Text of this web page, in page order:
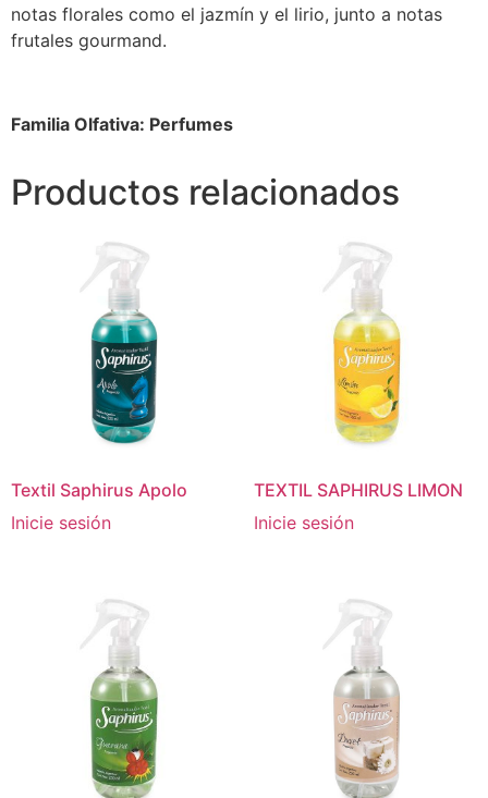
notas florales como el jazmín y el lirio, junto a notas
frutales gourmand.
Familia Olfativa: Perfumes
Productos relacionados
Textil Saphirus Apolo
Inicie sesión
TEXTIL SAPHIRUS LIMON
Inicie sesión